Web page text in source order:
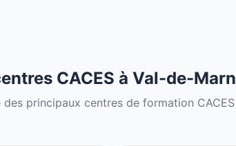
CACES à Val-de-
principaux centres de formation